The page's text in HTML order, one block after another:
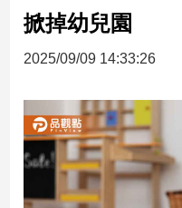
財
新
產
經/
股
市
房
掀掉幼兒園
2025/09/09 14:33:26